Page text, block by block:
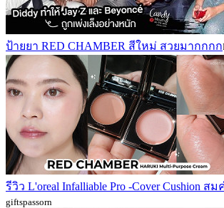
ป้ายยา RED CHAMBER สีใหม่ สวยมากกกก
รีวิว L'oreal Infalliable Pro -Cover Cushion ส
giftspassorn